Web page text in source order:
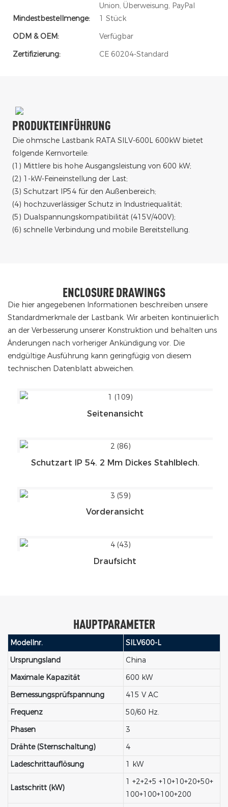
Union, Überweisung, PayPal
Mindestbestellmenge:
1 Stück
ODM & OEM:
Verfügbar
Zertifizierung:
CE 60204-Standard
PRODUKTEINFÜHRUNG
Die ohmsche Lastbank RATA SILV-600L 600kW bietet
folgende Kernvorteile:
(1) Mittlere bis hohe Ausgangsleistung von 600 kW;
(2) 1-kW-Feineinstellung der Last;
(3) Schutzart IP54 für den Außenbereich;
(4) hochzuverlässiger Schutz in Industriequalität;
(5) Dualspannungskompatibilität (415V/400V);
(6) schnelle Verbindung und mobile Bereitstellung.
ENCLOSURE DRAWINGS
Die hier angegebenen Informationen beschreiben unsere
Standardmerkmale der Lastbank. Wir arbeiten kontinuierlich
an der Verbesserung unserer Konstruktion und behalten uns
Änderungen nach vorheriger Ankündigung vor. Die
endgültige Ausführung kann geringfügig von diesem
technischen Datenblatt abweichen.
Seitenansicht
Schutzart IP 54. 2 Mm Dickes Stahlblech.
Vorderansicht
Draufsicht
HAUPTPARAMETER
Modellnr.
SILV600-L
Ursprungsland
China
Maximale Kapazität
600 kW
Bemessungsprüfspannung
415 V AC
Frequenz
50/60 Hz.
Phasen
3
Drähte (Sternschaltung)
4
Ladeschrittauflösung
1 kW
Lastschritt (kW)
1 +2+2+5 +10+10+20+50+
100+100+100+200